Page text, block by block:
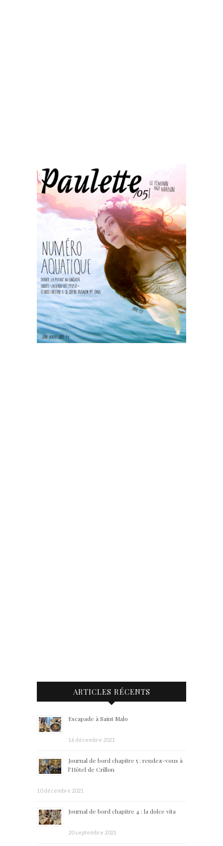
ARTICLES RÉCENTS
Escapade à Saint Malo
16 décembre 2021
Journal de bord chapitre 5 : rendez-vous à
l’Hôtel de Crillon
10 décembre 2021
Journal de bord chapitre 4 : la dolce vita
20 septembre 2021